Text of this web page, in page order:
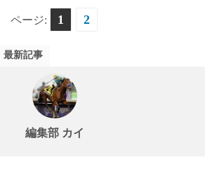
ページ: 1 2
最新記事
編集部 カイ